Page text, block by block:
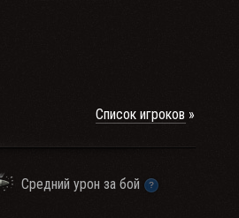
Список игроков
Средний урон за бой